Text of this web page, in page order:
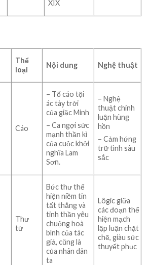
XIX
Thể
loại
Nội dung Nghệ thuật
Cáo
– Tố cáo tội
ác tày trời
của giặc Minh
– Ca ngợi sức
mạnh thần kì
của cuộc khởi
nghĩa Lam
Sơn.
– Nghệ
thuật chính
luận hùng
hồn
– Cảm hứng
trữ tình sâu
sắc
Thư
từ
Bức thư thể
hiện niềm tin
tất thắng và
tinh thần yêu
chuộng hoà
bình của tác
giả, cũng là
của nhân dân
ta
Lôgic giữa
các đoạn thể
hiện mạch
lập luận chặt
chẽ, giàu sức
thuyết phục